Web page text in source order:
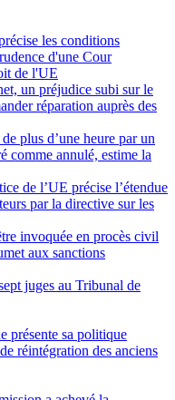
les conditions
d'une Cour
de l'UE
un préjudice subi sur le
réparation auprès des
plus d’une heure par un
comme annulé, estime la
de l’UE précise l’étendue
par la directive sur les
invoquée en procès civil
aux sanctions
juges au Tribunal de
présente sa politique
réintégration des anciens